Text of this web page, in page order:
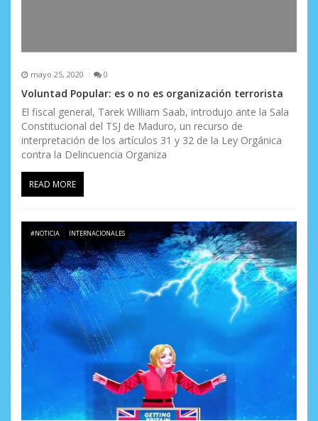
mayo 25, 2020 0
Voluntad Popular: es o no es organización terrorista
El fiscal general, Tarek William Saab, introdujo ante la Sala
Constitucional del TSJ de Maduro, un recurso de
interpretación de los artículos 31 y 32 de la Ley Orgánica
contra la Delincuencia Organiza
READ MORE
#NOTICIA INTERNACIONALES